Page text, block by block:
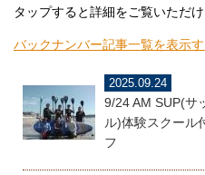
タップすると詳細をご覧いただけ
バックナンバー記事一覧を表示
2025.09.24
9/24 AM SUP(サ
ル)体験スクール
フ